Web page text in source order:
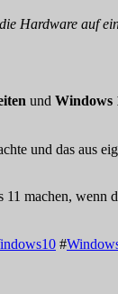
Hardware auf
und Windows
und das aus
machen, wenn
#